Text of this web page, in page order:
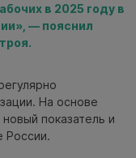
в 2025 году в
— пояснил
На основе
показатель и
России.